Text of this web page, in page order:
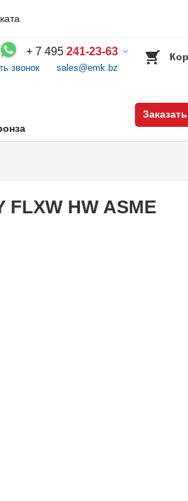
+ 7 495 241-23-63
звонок sales@emk.bz
FLXW HW ASME